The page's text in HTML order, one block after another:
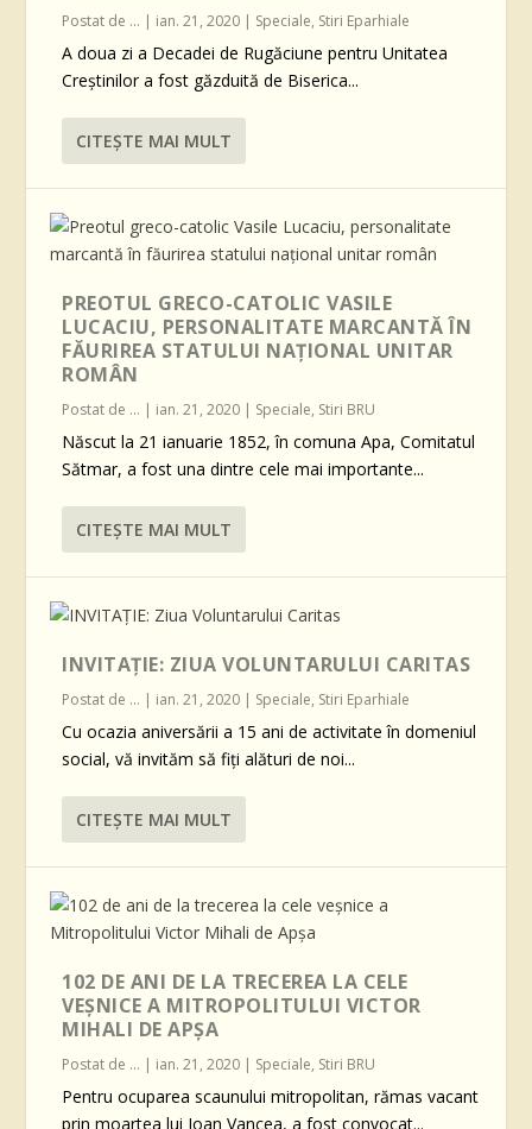
Postat de ... | ian. 21, 2020 | Speciale, Stiri Eparhiale
A doua zi a Decadei de Rugăciune pentru Unitatea
Creştinilor a fost găzduită de Biserica...
CITEŞTE MAI MULT
PREOTUL GRECO-CATOLIC VASILE
LUCACIU, PERSONALITATE MARCANTĂ ÎN
FĂURIREA STATULUI NAŢIONAL UNITAR
ROMÂN
Postat de ... | ian. 21, 2020 | Speciale, Stiri BRU
Născut la 21 ianuarie 1852, în comuna Apa, Comitatul
Sătmar, a fost una dintre cele mai importante...
CITEŞTE MAI MULT
INVITAŢIE: ZIUA VOLUNTARULUI CARITAS
Postat de ... | ian. 21, 2020 | Speciale, Stiri Eparhiale
Cu ocazia aniversării a 15 ani de activitate în domeniul
social, vă invităm să fiţi alături de noi...
CITEŞTE MAI MULT
102 DE ANI DE LA TRECEREA LA CELE
VEȘNICE A MITROPOLITULUI VICTOR
MIHALI DE APȘA
Postat de ... | ian. 21, 2020 | Speciale, Stiri BRU
Pentru ocuparea scaunului mitropolitan, rămas vacant
prin moartea lui Ioan Vancea, a fost convocat...